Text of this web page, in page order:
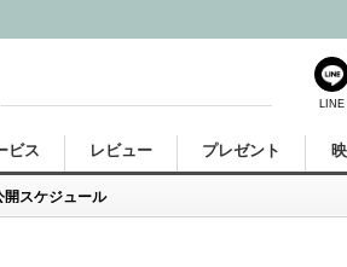
開スケジュール
ビス レビュー プレゼント
LINE